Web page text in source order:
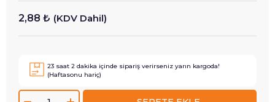
2,88 ₺ (KDV Dahil)
23 saat 2 dakika içinde sipariş verirseniz yarın kargoda!
(Haftasonu hariç)